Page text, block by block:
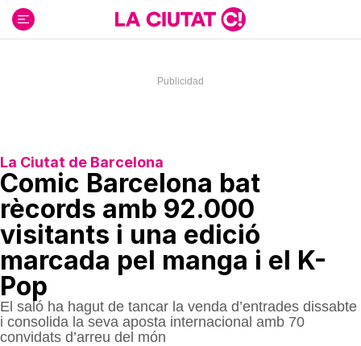
contenido
La Ciutat de Barcelona
Comic Barcelona bat
rècords amb 92.000
visitants i una edició
marcada pel manga i el K-
Pop
El saló ha hagut de tancar la venda d’entrades dissabte
i consolida la seva aposta internacional amb 70
convidats d’arreu del món